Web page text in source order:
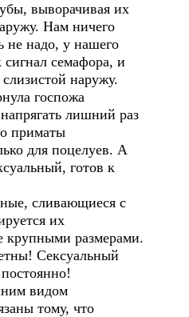
выворачивая их
Нам ничего
не надо, у нашего
семафора, и
наружу.
госпожа
лишний раз
приматы
для поцелуев. А
готов к
сливающиеся с
их
крупными размерами.
Сексуальный
видом
тому, что